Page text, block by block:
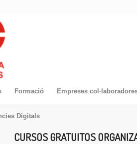
Formació Empreses
Digitals
CURSOS GRATUITOS